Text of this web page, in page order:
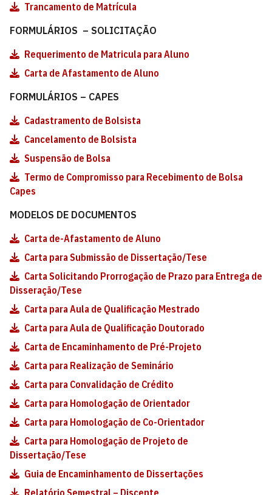
Trancamento de Matrícula
FORMULÁRIOS – SOLICITAÇÃO
Requerimento de Matricula para Aluno
Carta de Afastamento de Aluno
FORMULÁRIOS – CAPES
Cadastramento de Bolsista
Cancelamento de Bolsista
Suspensão de Bolsa
Termo de Compromisso para Recebimento de Bolsa
Capes
MODELOS DE DOCUMENTOS
Carta de-Afastamento de Aluno
Carta para Submissão de Dissertação/Tese
Carta Solicitando Prorrogação de Prazo para Entrega de
Disseração/Tese
Carta para Aula de Qualificação Mestrado
Carta para Aula de Qualificação Doutorado
Carta de Encaminhamento de Pré-Projeto
Carta para Realização de Seminário
Carta para Convalidação de Crédito
Carta para Homologação de Orientador
Carta para Homologação de Co-Orientador
Carta para Homologação de Projeto de
Dissertação/Tese
Guia de Encaminhamento de Dissertações
Relatório Semestral – Discente